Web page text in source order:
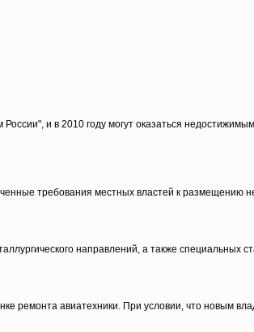
и в 2010 году могут оказаться
требования местных властей к размещению
направлений, а также специальных
ремонта авиатехники. При условии, что новым